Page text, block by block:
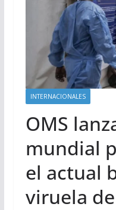
INTERNACIONALES
OMS
mundial
el actual
viruela